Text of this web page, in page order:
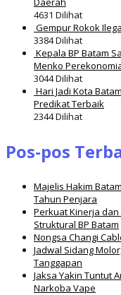
4631 Dilihat
Gempur Rokok
3384 Dilihat
Kepala BP Batam
Menko
3044 Dilihat
Hari Jadi Kota
Predikat Terbaik
2344 Dilihat
Pos-pos
Majelis Hakim
Tahun Penjara
Perkuat Kinerja dan
Struktural BP Batam
Nongsa Changi
Jadwal Sidang
Tanggapan
Jaksa Yakin Tuntut
Narkoba Vape